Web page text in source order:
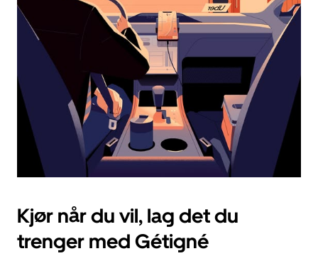
Esc-
knappen
kalenderen.
Kjør når du vil, lag det du
trenger med Gétigné